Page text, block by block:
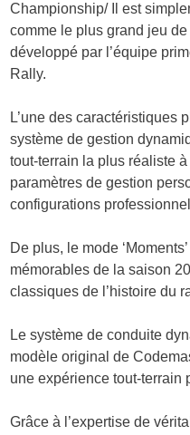
Championship/ Il est
comme le plus grand jeu
développé par l’équipe
Rally.
L’une des caractéristiques
système de gestion
tout-terrain la plus réaliste
paramètres de gestion
configurations
De plus, le mode
mémorables de la saison
classiques de l’histoire du
Le système de conduite
modèle original de
uneexpérience tout-terrain
Grâce à l’expertise de